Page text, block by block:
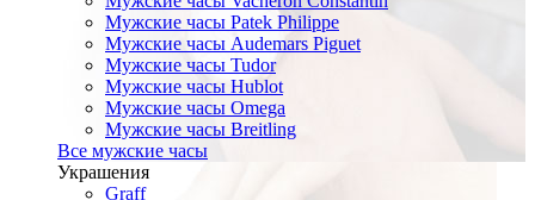
Мужские часы Patek Philippe
Мужские часы Audemars Piguet
Мужские часы Tudor
Мужские часы Hublot
Мужские часы Omega
Мужские часы Breitling
Все мужские часы
Украшения
Graff